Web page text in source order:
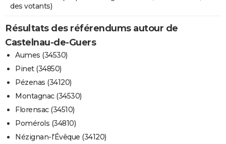
des votants)
Résultats des référendums autour de
Castelnau-de-Guers
Aumes (34530)
Pinet (34850)
Pézenas (34120)
Montagnac (34530)
Florensac (34510)
Pomérols (34810)
Nézignan-l'Évêque (34120)